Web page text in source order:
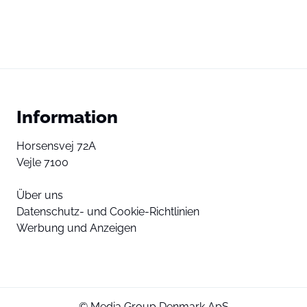
Information
Horsensvej 72A
Vejle 7100
Über uns
Datenschutz- und Cookie-Richtlinien
Werbung und Anzeigen